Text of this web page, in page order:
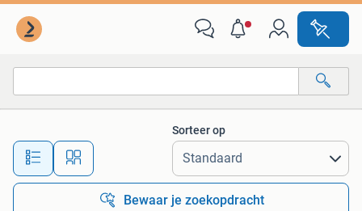
Alle afstanden…
Sorteer op
Bewaar je zoekopdracht